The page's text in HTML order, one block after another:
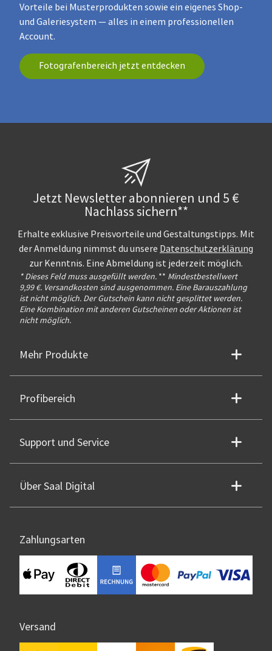
Vorteile bei Musterprodukten sowie ein eigenes Shop-
und Galeriesystem — alles in einem professionellen
Account.
Fotografenbereich jetzt entdecken
Jetzt Newsletter abonnieren und 5 €
Nachlass sichern**
Erhalte exklusive Preisvorteile und Gestaltungstipps. Mit
der Anmeldung nimmst du unsere Datenschutzerklärung
zur Kenntnis. Eine Abmeldung ist jederzeit möglich.
* Dieses Feld muss ausgefüllt werden. ** Mindestbestellwert
9,99 €. Versandkosten sind ausgenommen. Eine Barauszahlung
ist nicht möglich. Der Gutschein kann nicht gesplittet werden.
Eine Kombination mit anderen Gutscheinen oder Aktionen ist
nicht möglich.
Mehr Produkte
Profibereich
Support und Service
Über Saal Digital
Zahlungsarten
Versand